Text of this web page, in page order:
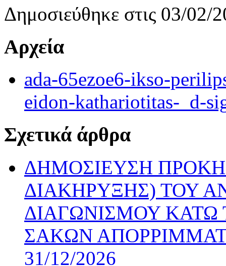
Δημοσιεύθηκε στις 03/02/
Αρχεία
ada-65ezoe6-ikso-
eidon-kathariotitas-_d-
Σχετικά άρθρα
ΔΗΜΟΣΙΕΥΣΗ
ΔΙΑΚΗΡΥΞΗΣ) ΤΟΥ
ΔΙΑΓΩΝΙΣΜΟΥ
ΣΑΚΩΝ
31/12/2026